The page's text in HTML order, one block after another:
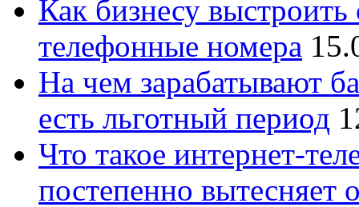
Как бизнесу
телефонные номера
На чем зарабатывают
есть льготный период
Что такое интернет-
постепенно вытесняет